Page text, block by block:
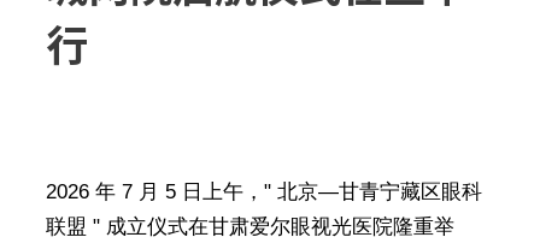
行
2026 年 7 月 5 日上午，" 北京—甘青宁藏区眼科
联盟 " 成立仪式在甘肃爱尔眼视光医院隆重举